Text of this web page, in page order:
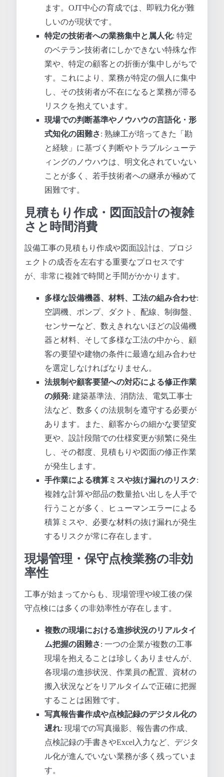
ます。OJT中心の育成では、即戦力化が難
しいのが現状です。
特定の技術者への業務集中と属人化: 特定
のベテラン技術者にしかできない特殊な作
業や、特定の顧客との折衝が集中しがちで
す。これにより、業務が特定の個人に集中
し、その技術者が不在になると業務が滞る
リスクを抱えています。
現場での判断基準やノウハウの言語化・形
式知化の困難さ: 熟練工が培ってきた「勘
と経験」に基づく判断やトラブルシューテ
ィングのノウハウは、明文化されていない
ことが多く、若手技術者への継承が極めて
困難です。
見積もり作成・図面設計の複雑
さと時間消費
設備工事の見積もり作成や図面設計は、プロジ
ェクトの成否を左右する重要なプロセスです
が、非常に複雑で時間と手間がかかります。
多様な設備機器、材料、工法の組み合わせ:
空調機、ポンプ、ダクト、配線、制御盤、
センサーなど、数えきれないほどの設備機
器と材料、そして多様な工法の中から、顧
客の要望や建物の条件に最適な組み合わせ
を選定しなければなりません。
法規制や顧客要望への対応による修正作業
の頻発: 建築基準法、消防法、電気工事士
法など、数多くの法規制を遵守する必要が
あります。また、顧客からの細かな要望変
更や、設計段階での仕様変更が頻繁に発生
し、その都度、見積もりや図面の修正作業
が発生します。
手作業による積算ミスや抜け漏れのリスク:
複雑な計算や部品の数量拾い出しを人手で
行うことが多く、ヒューマンエラーによる
積算ミスや、必要な材料の抜け漏れが発生
するリスクが常に存在します。
現場管理・保守点検業務の非効
率性
工事が始まってからも、現場管理や竣工後の保
守点検には多くの非効率性が存在します。
複数の現場における進捗状況のリアルタイ
ム把握の困難さ: 一つの企業が複数の工事
現場を抱えることは珍しくありませんが、
各現場の進捗状況、作業員の配置、資材の
搬入状況などをリアルタイムで正確に把握
することは困難です。
写真報告書作成や点検記録のデジタル化の
遅れ: 現場での写真撮影、報告書の作成、
点検記録の手書きやExcel入力など、デジタ
ル化が進んでいない業務が多く残っていま
す。